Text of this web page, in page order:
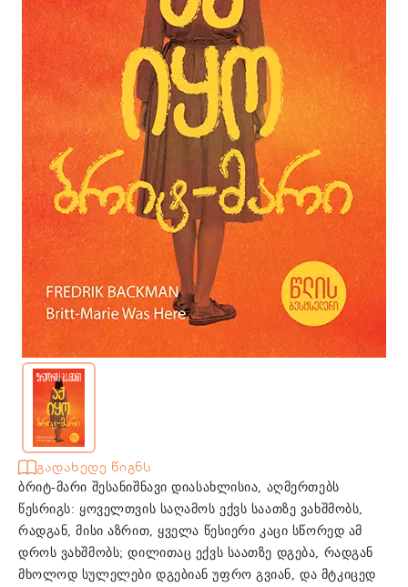
ბრიტ-მარი შესანიშნავი დიასახლისია, აღმერთებს
წესრიგს: ყოველთვის საღამოს ექვს საათზე ვახშმობს,
რადგან, მისი აზრით, ყველა წესიერი კაცი სწორედ ამ
დროს ვახშმობს; დილითაც ექვს საათზე დგება, რადგან
მხოლოდ სულელები დგებიან უფრო გვიან, და მტკიცედ
გადახედე წიგნს